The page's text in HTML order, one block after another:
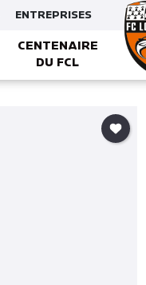
ENTREPRISES
CENTENAIRE
DU FCL